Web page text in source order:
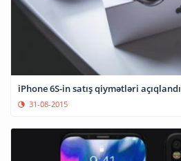
iPhone 6S-in satış qiymətləri açıqlandı
31-08-2015